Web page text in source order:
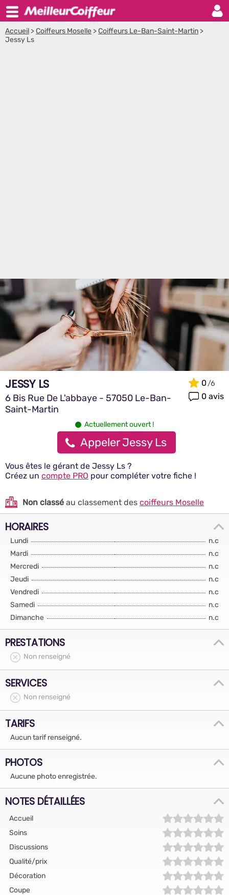
Accueil >Coiffeurs Moselle >Coiffeurs Le-Ban-Saint-Martin >
Jessy Ls
JESSY LS
6 Bis Rue De L'abbaye - 57050 Le-Ban-
Saint-Martin
0
0 avis
Actuellement ouvert !
Appeler Jessy Ls
Vous êtes le gérant de Jessy Ls ?
Créez un compte PRO pour compléter votre fiche !
Non classé au classement des coiffeurs Moselle
HORAIRES
Lundi
n.c
Mardi
n.c
Mercredi
n.c
Jeudi
n.c
Vendredi
n.c
Samedi
n.c
Dimanche
n.c
PRESTATIONS
Non renseigné
SERVICES
Non renseigné
TARIFS
Aucun tarif renseigné.
PHOTOS
Aucune photo enregistrée.
NOTES DÉTAILLÉES
Accueil
Soins
Discussions
Qualité/prix
Décoration
Coupe